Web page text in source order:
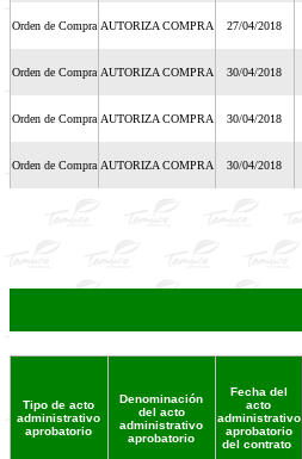
Orden de Compra AUTORIZA COMPRA 27/04/2018
Orden de Compra AUTORIZA COMPRA 30/04/2018
Orden de Compra AUTORIZA COMPRA 30/04/2018
Orden de Compra AUTORIZA COMPRA 30/04/2018
Tipo de acto
administrativo
aprobatorio
Denominación
del acto
administrativo
aprobatorio
Fecha del
acto
administrativo
aprobatorio
del contrato